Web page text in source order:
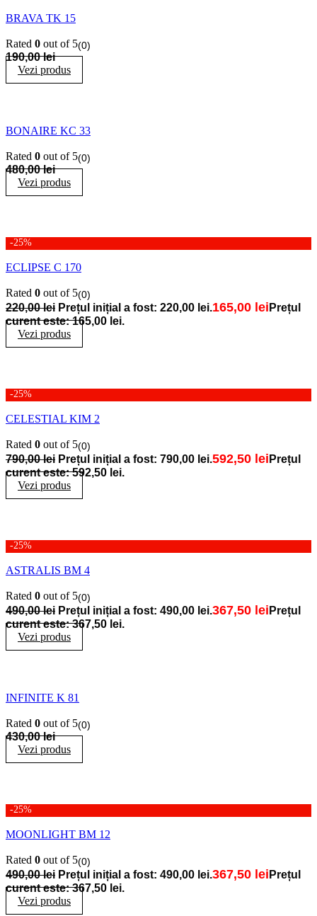
BRAVA TK 15
Rated 0 out of 5(0)
190,00lei
Vezi produs
BONAIRE KC 33
Rated 0 out of 5(0)
480,00lei
Vezi produs
-25%
ECLIPSE C 170
Rated 0 out of 5(0)
220,00lei Prețul inițial a fost: 220,00 lei.165,00 lei Prețul
curent este: 165,00 lei.
Vezi produs
-25%
CELESTIAL KIM 2
Rated 0 out of 5(0)
790,00lei Prețul inițial a fost: 790,00 lei.592,50 lei Prețul
curent este: 592,50 lei.
Vezi produs
-25%
ASTRALIS BM 4
Rated 0 out of 5(0)
490,00lei Prețul inițial a fost: 490,00 lei.367,50 lei Prețul
curent este: 367,50 lei.
Vezi produs
INFINITE K 81
Rated 0 out of 5(0)
430,00lei
Vezi produs
-25%
MOONLIGHT BM 12
Rated 0 out of 5(0)
490,00lei Prețul inițial a fost: 490,00 lei.367,50 lei Prețul
curent este: 367,50 lei.
Vezi produs